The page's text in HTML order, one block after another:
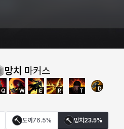
망치 마커스
Q W E R T D
도끼 76.5% 망치 23.5%